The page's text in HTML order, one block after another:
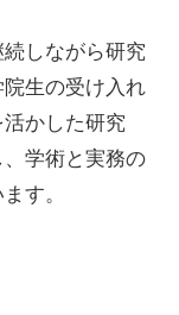
しながら研究
生の受け入れ
かした研究
学術と実務の
す。